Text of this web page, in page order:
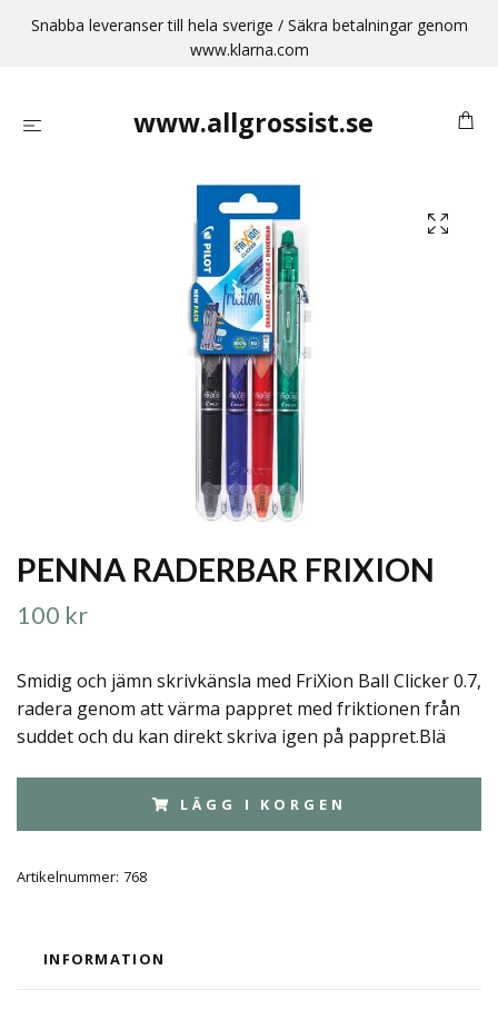
Snabba leveranser till hela sverige / Säkra betalningar genom
www.klarna.com
www.allgrossist.se
PENNA RADERBAR FRIXION
100 kr
Smidig och jämn skrivkänsla med FriXion Ball Clicker 0.7,
radera genom att värma pappret med friktionen från
suddet och du kan direkt skriva igen på pappret.Blä
LÄGG I KORGEN
Artikelnummer: 768
INFORMATION